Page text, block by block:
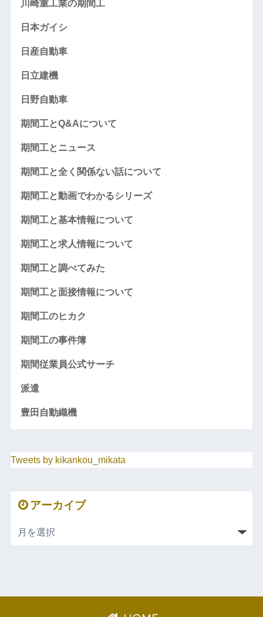
川崎重工業の期間工
日本ガイシ
日産自動車
日立建機
日野自動車
期間工とQ&Aについて
期間工とニュース
期間工と全く関係ない話について
期間工と動画でわかるシリーズ
期間工と基本情報について
期間工と求人情報について
期間工と調べてみた
期間工と面接情報について
期間工のヒカク
期間工の事件簿
期間従業員公式サーチ
派遣
豊田自動織機
Tweets by kikankou_mikata
アーカイブ